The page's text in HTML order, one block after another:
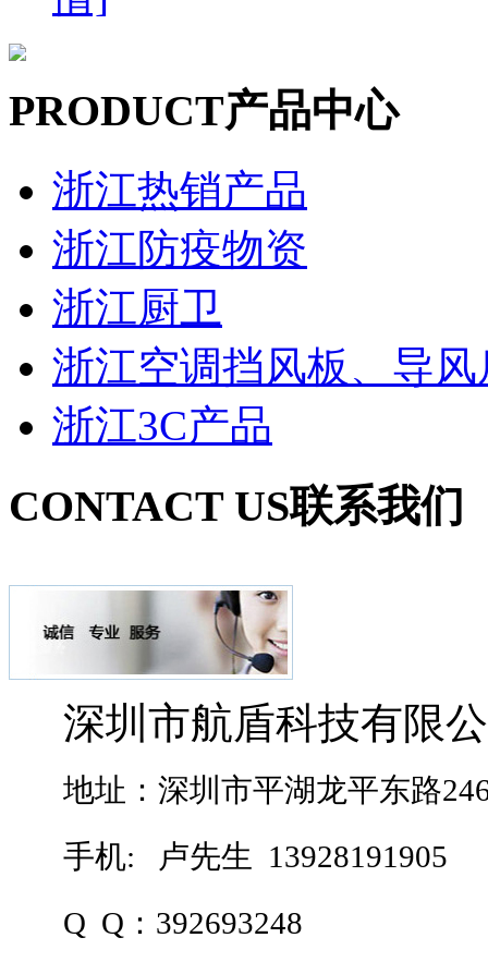
PRODUCT产品中心
浙江热销产品
浙江防疫物资
浙江厨卫
浙江空调挡风板、导
浙江3C产品
CONTACT US联系我们
深圳市航盾科技有限
地址：深圳市平湖龙平东路
手机:
卢先生 13928191905
Q Q：392693248